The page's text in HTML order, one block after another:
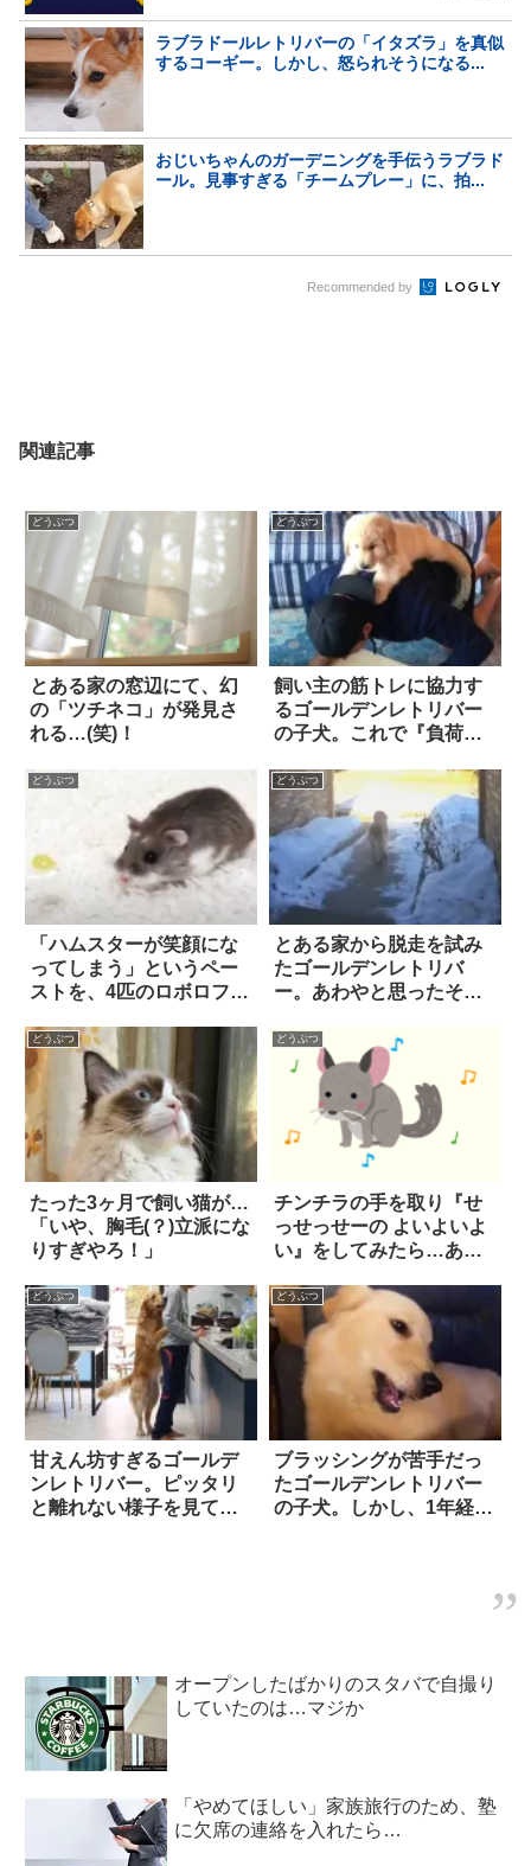
ラブラドールレトリバーの「イタズラ」を真似
するコーギー。しかし、怒られそうになる...
おじいちゃんのガーデニングを手伝うラブラド
ール。見事すぎる「チームプレー」に、拍...
Recommended by
関連記事
どうぶつ
とある家の窓辺にて、幻
の「ツチネコ」が発見さ
れる…(笑)！
どうぶつ
飼い主の筋トレに協力す
るゴールデンレトリバー
の子犬。これで『負荷』
UP！？
どうぶつ
「ハムスターが笑顔にな
ってしまう」というペー
ストを、4匹のロボロフス
どうぶつ
とある家から脱走を試み
たゴールデンレトリバ
ー。あわやと思ったその
が颯爽と現れた！！
どうぶつ
たった3ヶ月で飼い猫が…
「いや、胸毛(？)立派にな
りすぎやろ！」
どうぶつ
チンチラの手を取り『せ
っせっせーの よいよいよ
い』をしてみたら…あま
どうぶつ
甘えん坊すぎるゴールデ
ンレトリバー。ピッタリ
と離れない様子を見て、
どうぶつ
ブラッシングが苦手だっ
たゴールデンレトリバー
の子犬。しかし、1年経つ
オープンしたばかりのスタバで自撮り
していたのは…マジか
「やめてほしい」家族旅行のため、塾
に欠席の連絡を入れたら…